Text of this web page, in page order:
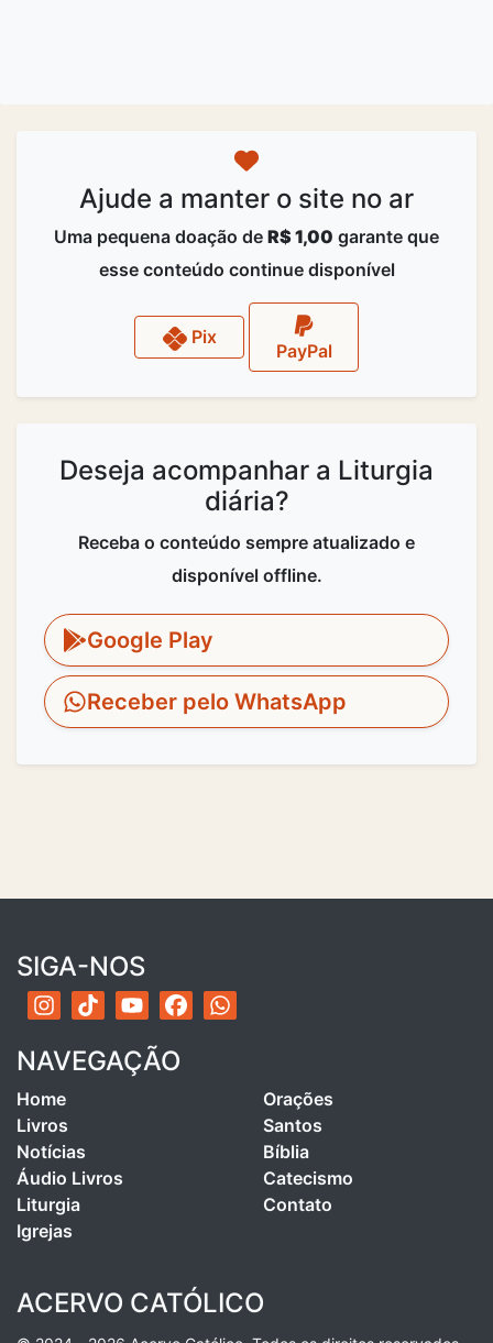
Ajude a manter o site no ar
Uma pequena doação de R$ 1,00 garante que
esse conteúdo continue disponível
Pix
PayPal
Deseja acompanhar a Liturgia
diária?
Receba o conteúdo sempre atualizado e
disponível offline.
Google Play
Receber pelo WhatsApp
SIGA-NOS
NAVEGAÇÃO
Home
Livros
Notícias
Áudio Livros
Liturgia
Igrejas
Orações
Santos
Bíblia
Catecismo
Contato
ACERVO CATÓLICO